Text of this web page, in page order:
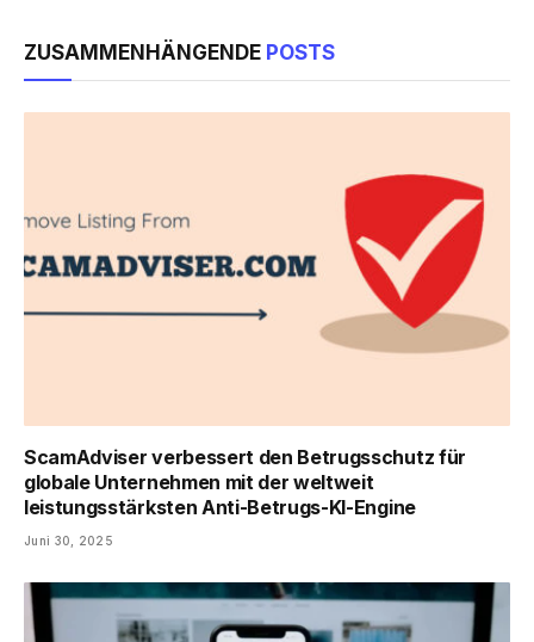
ZUSAMMENHÄNGENDE POSTS
ScamAdviser verbessert den Betrugsschutz für
globale Unternehmen mit der weltweit
leistungsstärksten Anti-Betrugs-KI-Engine
Juni 30, 2025